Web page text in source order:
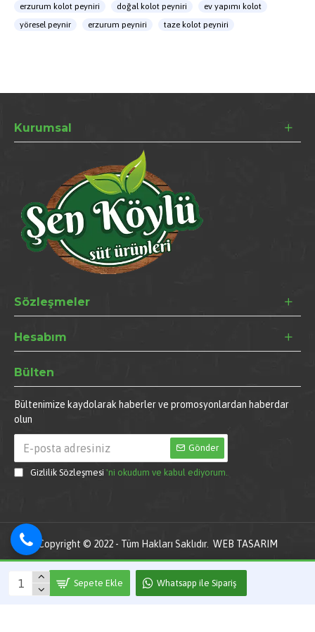
Sepete Ekle Whatsapp ile Sipariş
erzurum kolot peyniri
doğal kolot peyniri
ev yapımı kolot
yöresel peynir
erzurum peyniri taze kolot peyniri
Kurumsal
Sözleşmeler
Hesabım
Bülten
Bültenimize kaydolarak haberler ve promosyonlardan haberdar
olun
Gönder
Gizlilik Sözleşmesi 'ni okudum ve kabul ediyorum.
Copyright © 2022 - Tüm Hakları Saklıdır. WEB TASARIM